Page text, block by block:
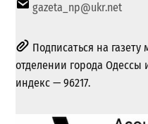
gazeta_np@ukr.net
Подписаться на
отделении города Одессы
индекс — 96217.